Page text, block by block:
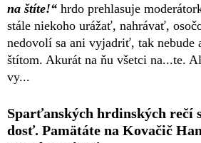
na štíte!“ hrdo prehlasuje
stále niekoho urážať, nahrávať,
nedovolí sa ani vyjadriť, tak nebude
štítom. Akurát na ňu všetci na...te.
vy...
Sparťanských hrdinských rečí
dosť. Pamätáte na Kovačič